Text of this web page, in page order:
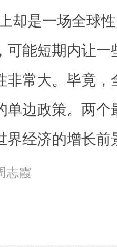
却是一场全球
可能短期内让
非常大。毕竟
单边政策。两个
界经济的增长前
志霞